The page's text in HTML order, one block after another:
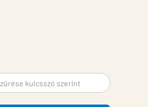
Termék